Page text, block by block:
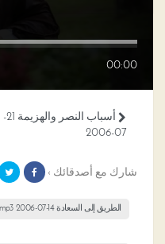
00:00
أسباب النصر والهزيمة 21-
07-2006
شارك مع أصدقائك ›
الطريق إلى السعادة 14-07-2006 mp3